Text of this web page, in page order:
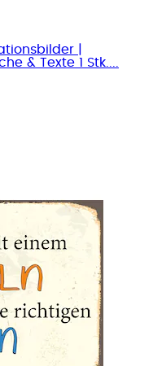
|
& Texte 1 Stk....